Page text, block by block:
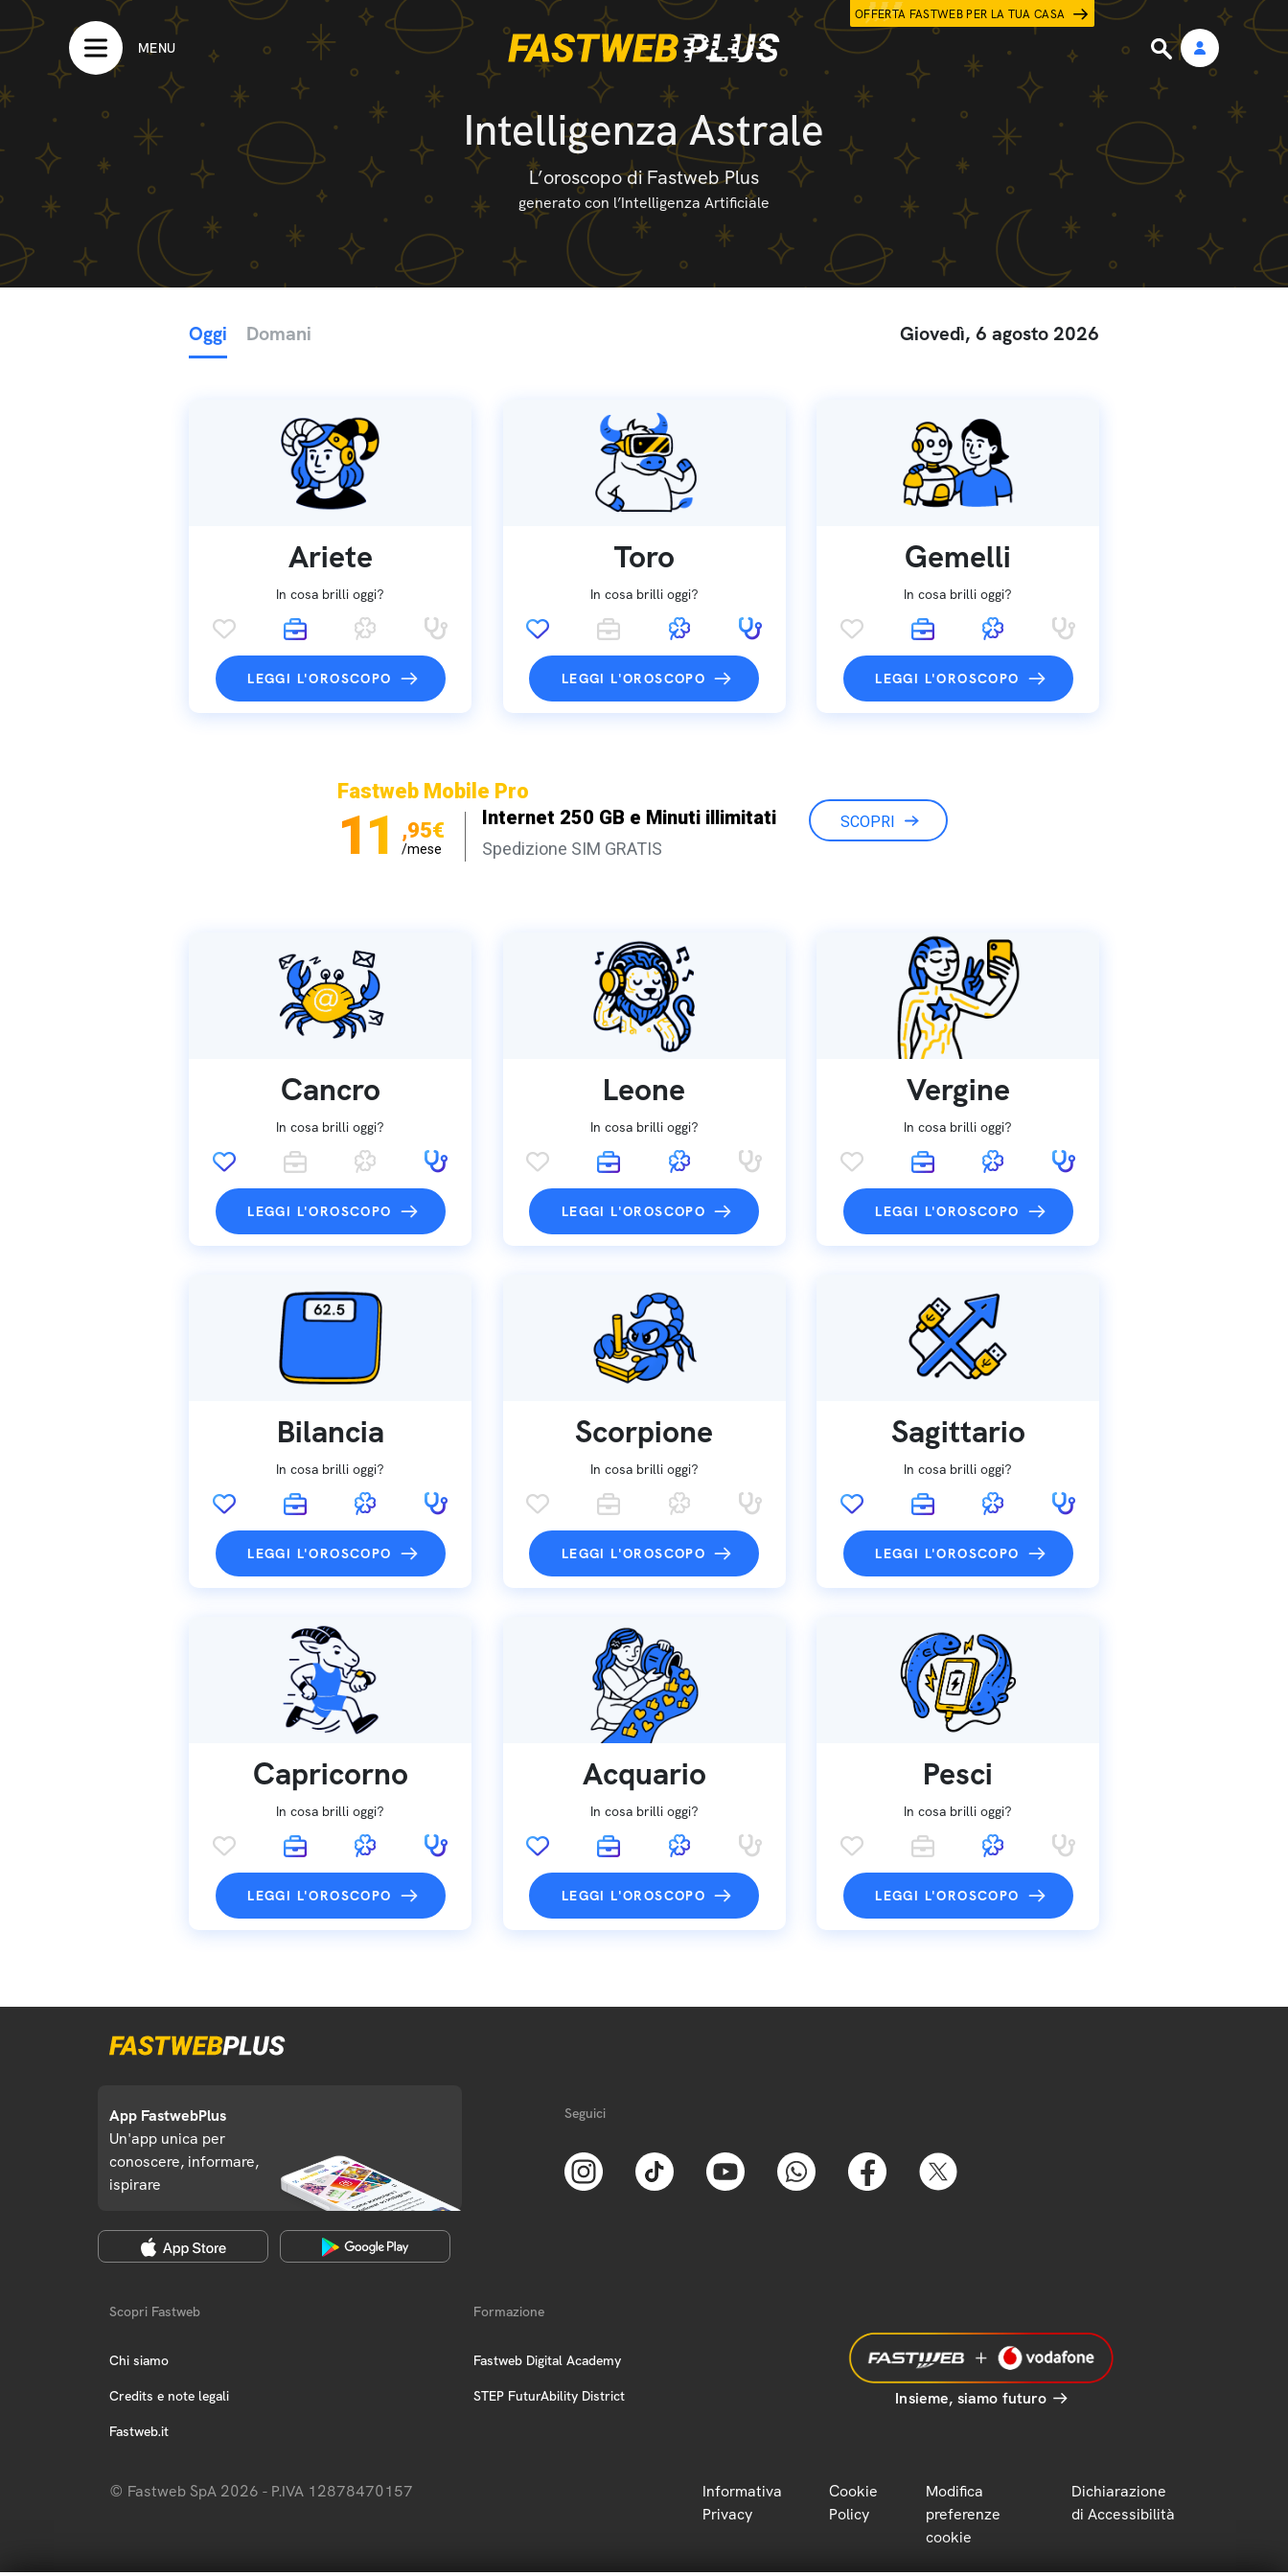
OFFERTA FASTWEB PER LA TUA CASA
MENU
Intelligenza Astrale
L’oroscopo di Fastweb Plus
generato con l’Intelligenza Artificiale
Oggi Domani Giovedì, 6 agosto 2026
Ariete
In cosa brilli oggi?
LEGGI L'OROSCOPO
Toro
In cosa brilli oggi?
LEGGI L'OROSCOPO
Gemelli
In cosa brilli oggi?
LEGGI L'OROSCOPO
Fastweb Mobile Pro
11 ,95€
/mese
Internet 250 GB e Minuti illimitati
Spedizione SIM GRATIS
SCOPRI
Cancro
In cosa brilli oggi?
LEGGI L'OROSCOPO
Leone
In cosa brilli oggi?
LEGGI L'OROSCOPO
Vergine
In cosa brilli oggi?
LEGGI L'OROSCOPO
Bilancia
In cosa brilli oggi?
LEGGI L'OROSCOPO
Scorpione
In cosa brilli oggi?
LEGGI L'OROSCOPO
Sagittario
In cosa brilli oggi?
LEGGI L'OROSCOPO
Capricorno
In cosa brilli oggi?
LEGGI L'OROSCOPO
Acquario
In cosa brilli oggi?
LEGGI L'OROSCOPO
Pesci
In cosa brilli oggi?
LEGGI L'OROSCOPO
App FastwebPlus
Un'app unica per
conoscere, informare,
ispirare
Seguici
Scopri Fastweb
Chi siamo
Credits e note legali
Fastweb.it
Formazione
Fastweb Digital Academy
STEP FuturAbility District Insieme, siamo futuro
© Fastweb SpA 2026 - P.IVA 12878470157
Informativa
Privacy
Cookie
Policy
Modifica
preferenze
cookie
Dichiarazione
di Accessibilità